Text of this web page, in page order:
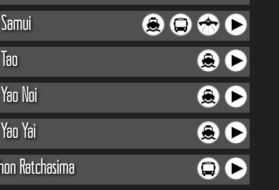
Noi
Yai
Ratchasima